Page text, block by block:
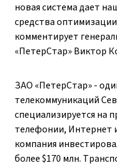
новая система дает
средства
комментирует
«ПетерСтар» Виктор
ЗАО «ПетерСтар» -
телекоммуникаций
специализируется на
телефонии, Интернет
компания
более $170 млн.